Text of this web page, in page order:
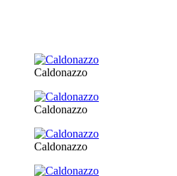
Caldonazzo
Caldonazzo
Caldonazzo